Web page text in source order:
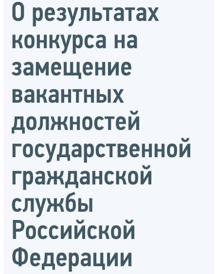
О результатах
конкурса на
замещение
вакантных
должностей
государственной
гражданской
службы
Российской
Федерации